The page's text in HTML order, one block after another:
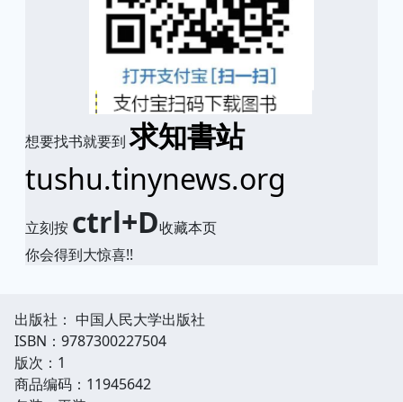
想要找书就要到求知書站
tushu.tinynews.org
立刻按 ctrl+D收藏本页
你会得到大惊喜!!
出版社： 中国人民大学出版社
ISBN：9787300227504
版次：1
商品编码：11945642